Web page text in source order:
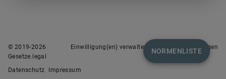
NORMENLISTE
© 2019-2026
Gesetze.legal
Einwilligung(en) verwalten Nutzungsbedingungen
Datenschutz Impressum